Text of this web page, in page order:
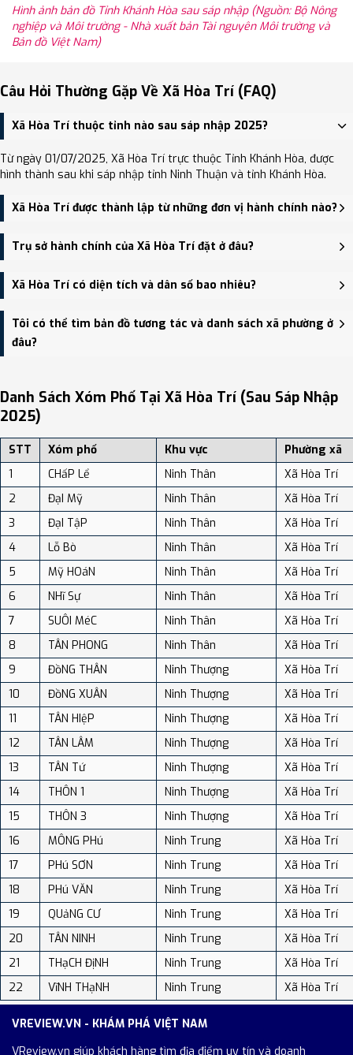
Hình ảnh bản đồ Tỉnh Khánh Hòa sau sáp nhập (Nguồn: Bộ Nông
nghiệp và Môi trường - Nhà xuất bản Tài nguyên Môi trường và
Bản đồ Việt Nam)
Câu Hỏi Thường Gặp Về Xã Hòa Trí (FAQ)
Xã Hòa Trí thuộc tỉnh nào sau sáp nhập 2025?
Từ ngày 01/07/2025, Xã Hòa Trí trực thuộc Tỉnh Khánh Hòa, được
hình thành sau khi sáp nhập tỉnh Ninh Thuận và tỉnh Khánh Hòa.
Xã Hòa Trí được thành lập từ những đơn vị hành chính nào?
Xã Hòa Trí được thành lập trên cơ sở sáp nhập Xã Ninh Thượng,
Xã Ninh Trung, Xã Ninh Thân.
Trụ sở hành chính của Xã Hòa Trí đặt ở đâu?
Trụ sở hành chính mới của Xã Hòa Trí đặt tại UBND xã Ninh Thân -
trung tâm khu vực thuận tiện giao thông.
Xã Hòa Trí có diện tích và dân số bao nhiêu?
Xã Hòa Trí có Diện tích: 109.40 km², Dân số: 26,638 người, Mật độ
dân số: Khoảng 243.49 người/km²
Tôi có thể tìm bản đồ tương tác và danh sách xã phường ở
đâu?
địa điểm tại: VReview.vn - Nền tảng review địa điểm, dịch vụ và du
lịch uy tín tại Việt Nam.
Danh Sách Xóm Phố Tại Xã Hòa Trí (sau Sáp Nhập
2025)
STT Xóm phố Khu vực
Phường xã
1
CHấP Lể Ninh Thân
Xã Hòa Trí
2
ĐạI Mỹ Ninh Thân
Xã Hòa Trí
3
ĐạI TậP Ninh Thân
Xã Hòa Trí
4
Lỗ Bò Ninh Thân
Xã Hòa Trí
5
Mỹ HOáN Ninh Thân
Xã Hòa Trí
6
NHĩ Sự Ninh Thân
Xã Hòa Trí
7
SUÔI MéC Ninh Thân
Xã Hòa Trí
8
TÂN PHONG Ninh Thân
Xã Hòa Trí
9
ĐồNG THÂN Ninh Thượng
Xã Hòa Trí
10
ĐồNG XUÂN Ninh Thượng
Xã Hòa Trí
11
TÂN HIệP Ninh Thượng
Xã Hòa Trí
12
TÂN LÂM Ninh Thượng
Xã Hòa Trí
13
TÂN Tứ Ninh Thượng
Xã Hòa Trí
14
THÔN 1 Ninh Thượng
Xã Hòa Trí
15
THÔN 3 Ninh Thượng
Xã Hòa Trí
16
MÔNG PHú Ninh Trung
Xã Hòa Trí
17
PHú SƠN Ninh Trung
Xã Hòa Trí
18
PHú VĂN Ninh Trung
Xã Hòa Trí
19
QUảNG CƯ Ninh Trung
Xã Hòa Trí
20
TÂN NINH Ninh Trung
Xã Hòa Trí
21
THạCH ĐịNH Ninh Trung
Xã Hòa Trí
22
VĩNH THạNH Ninh Trung Xã Hòa Trí
VREVIEW.VN - KHÁM PHÁ VIỆT NAM
VReview.vn giúp khách hàng tìm địa điểm uy tín và doanh